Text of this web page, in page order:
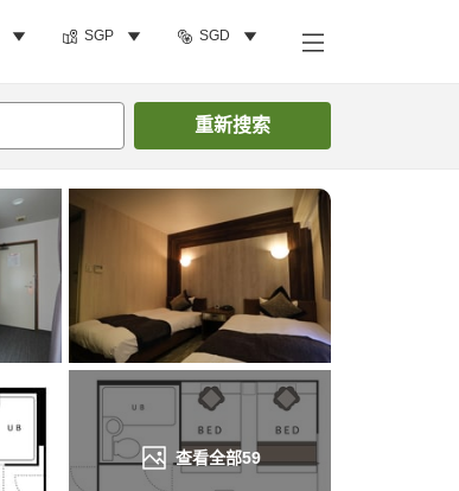
SGP SGD
重新搜索
查看全部59
搜索客房